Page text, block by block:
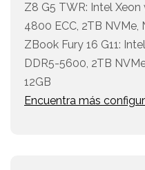
Z8 G5 TWR: Intel
4800 ECC, 2TB NVMe,
ZBook Fury 16 G11:
DDR5-5600, 2TB
12GB
Encuentra más